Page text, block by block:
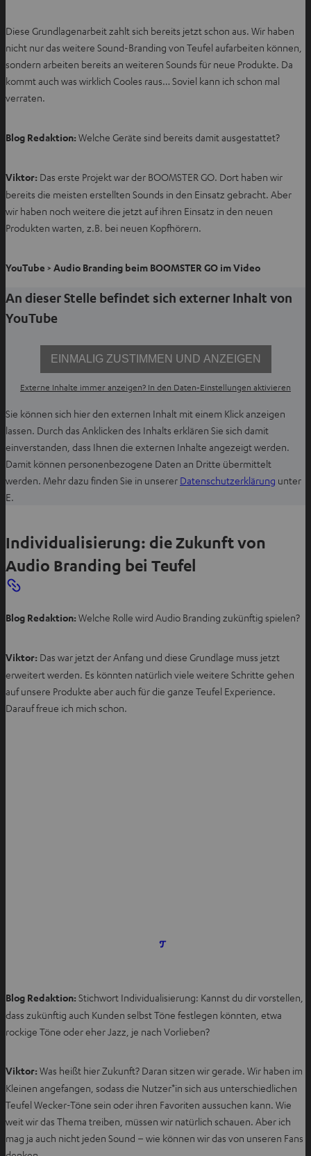
Diese Grundlagenarbeit zahlt sich bereits jetzt schon aus. Wir haben
nicht nur das weitere Sound-Branding von Teufel aufarbeiten können,
sondern arbeiten bereits an weiteren Sounds für neue Produkte. Da
kommt auch was wirklich Cooles raus… Soviel kann ich schon mal
verraten.
Blog Redaktion: Welche Geräte sind bereits damit ausgestattet?
Viktor: Das erste Projekt war der BOOMSTER GO. Dort haben wir
bereits die meisten erstellten Sounds in den Einsatz gebracht. Aber
wir haben noch weitere die jetzt auf ihren Einsatz in den neuen
Produkten warten, z.B. bei neuen Kopfhörern.
YouTube > Audio Branding beim BOOMSTER GO im Video
An dieser Stelle befindet sich externer Inhalt von
YouTube
EINMALIG ZUSTIMMEN UND ANZEIGEN
Externe Inhalte immer anzeigen? In den Daten‑Einstellungen aktivieren
Sie können sich hier den externen Inhalt mit einem Klick anzeigen
lassen. Durch das Anklicken des Inhalts erklären Sie sich damit
einverstanden, dass Ihnen die externen Inhalte angezeigt werden.
Damit können personenbezogene Daten an Dritte übermittelt
werden. Mehr dazu finden Sie in unserer Datenschutzerklärung
a
f
f
unter
E.
Individualisierung: die Zukunft von
Audio Branding bei Teufel
Blog Redaktion: Welche Rolle wird Audio Branding zukünftig spielen?
Viktor: Das war jetzt der Anfang und diese Grundlage muss jetzt
erweitert werden. Es könnten natürlich viele weitere Schritte gehen
auf unsere Produkte aber auch für die ganze Teufel Experience.
Darauf freue ich mich schon.
e
u
e
Blog Redaktion: Stichwort Individualisierung: Kannst du dir vorstellen,
dass zukünftig auch Kunden selbst Töne festlegen könnten, etwa
rockige Töne oder eher Jazz, je nach Vorlieben?
Viktor: Was heißt hier Zukunft? Daran sitzen wir gerade. Wir haben im
Kleinen angefangen, sodass die Nutzer*in sich aus unterschiedlichen
Teufel Wecker-Töne sein oder ihren Favoriten aussuchen kann. Wie
weit wir das Thema treiben, müssen wir natürlich schauen. Aber ich
mag ja auch nicht jeden Sound – wie können wir das von unseren Fans